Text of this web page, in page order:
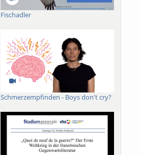
Fischadler
Schmerzempfinden - Boys don't cry?